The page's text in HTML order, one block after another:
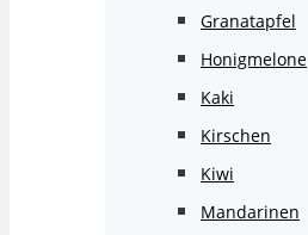
Granatapfel
Honigmelone
Kaki
Kirschen
Kiwi
Mandarinen